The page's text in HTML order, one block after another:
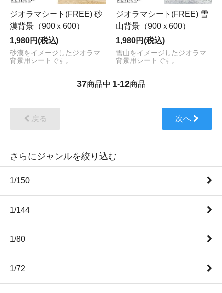
ジオラマシート(FREE) 砂
漠背景（900ｘ600）
1,980円(税込)
砂漠をイメージしたジオラマ
背景用シートです。
ジオラマシート(FREE) 雪
山背景（900ｘ600）
1,980円(税込)
雪山をイメージしたジオラマ
背景用シートです。
37商品中 1-12商品
戻る 次へ
さらにジャンルを絞り込む
1/150
1/144
1/80
1/72